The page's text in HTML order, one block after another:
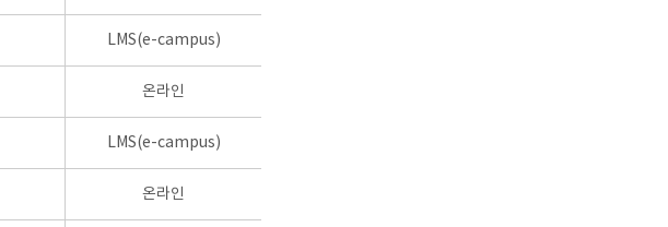
LMS(e-campus)
온라인
LMS(e-campus)
온라인